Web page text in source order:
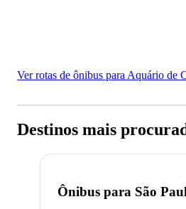
Ver rotas de ônibus para Aquário de
Destinos mais
Ônibus para São